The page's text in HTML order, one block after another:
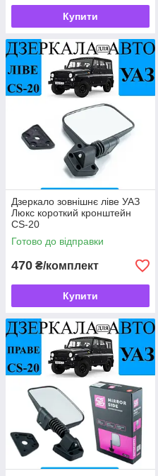
Купити
Дзеркало зовнішнє ліве УАЗ
Люкс короткий кронштейн
CS-20
Готово до відправки
470 ₴/комплект
Купити